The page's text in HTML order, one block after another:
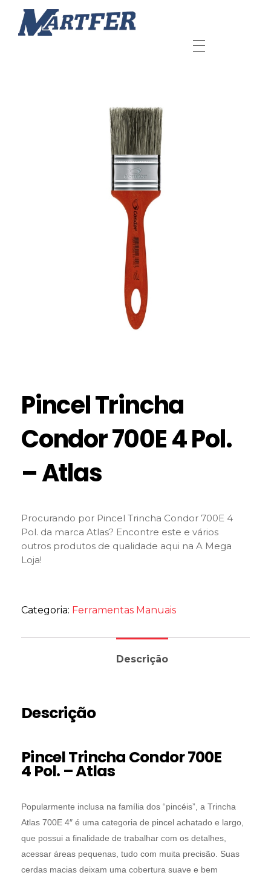
Pincel Trincha
Condor 700E 4 Pol.
– Atlas
Procurando por Pincel Trincha Condor 700E 4
Pol. da marca Atlas? Encontre este e vários
outros produtos de qualidade aqui na A Mega
Loja!
Categoria: Ferramentas Manuais
Descrição
Descrição
Pincel Trincha Condor 700E
4 Pol. – Atlas
Popularmente inclusa na família dos “pincéis”, a Trincha
Atlas 700E 4″ é uma categoria de pincel achatado e largo,
que possui a finalidade de trabalhar com os detalhes,
acessar áreas pequenas, tudo com muita precisão. Suas
cerdas macias deixam uma cobertura suave e bem